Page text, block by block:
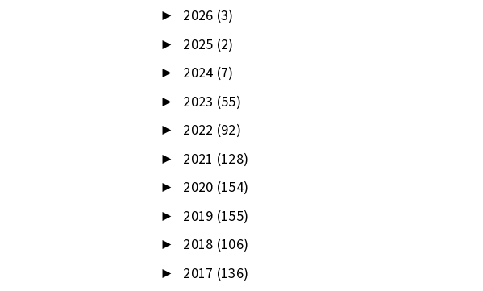
► 2026 (3)
► 2025 (2)
► 2024 (7)
► 2023 (55)
► 2022 (92)
► 2021 (128)
► 2020 (154)
► 2019 (155)
► 2018 (106)
► 2017 (136)